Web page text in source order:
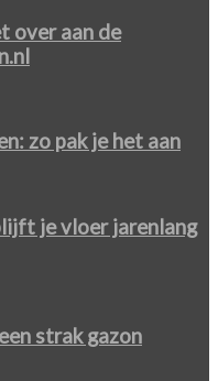
over aan de
zo pak je het aan
je vloer jarenlang
strak gazon